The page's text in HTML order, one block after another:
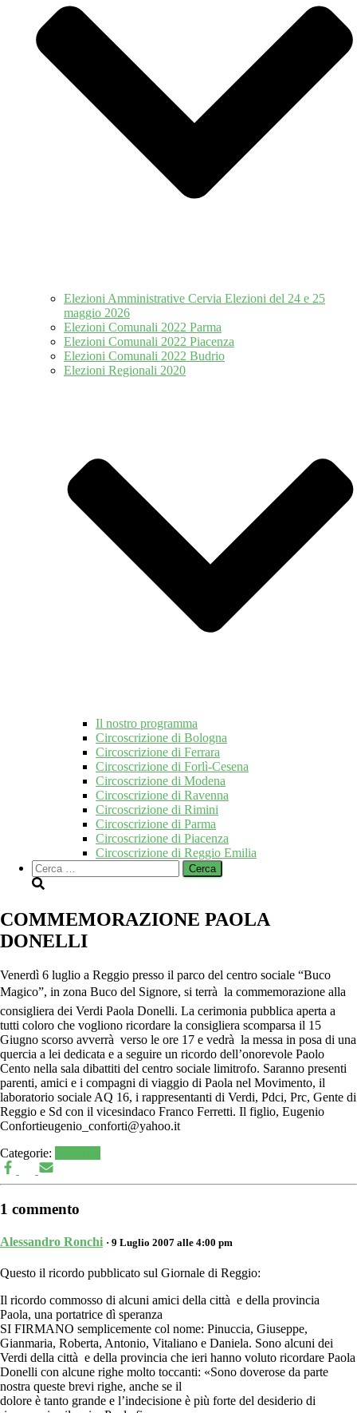
Elezioni Amministrative Cervia Elezioni del 24 e 25
maggio 2026
Elezioni Comunali 2022 Parma
Elezioni Comunali 2022 Piacenza
Elezioni Comunali 2022 Budrio
Elezioni Regionali 2020
Il nostro programma
Circoscrizione di Bologna
Circoscrizione di Ferrara
Circoscrizione di Forlì-Cesena
Circoscrizione di Modena
Circoscrizione di Ravenna
Circoscrizione di Rimini
Circoscrizione di Parma
Circoscrizione di Piacenza
Circoscrizione di Reggio Emilia
Ricerca
per:
COMMEMORAZIONE PAOLA
DONELLI
Venerdì 6 luglio a Reggio presso il parco del centro sociale “Buco
Magico”, in zona Buco del Signore, si terrà la commemorazione alla
consigliera dei Verdi Paola Donelli. La cerimonia pubblica aperta a
tutti coloro che vogliono ricordare la consigliera scomparsa il 15
Giugno scorso avverrà verso le ore 17 e vedrà la messa in posa di una
quercia a lei dedicata e a seguire un ricordo dell’onorevole Paolo
Cento nella sala dibattiti del centro sociale limitrofo. Saranno presenti
parenti, amici e i compagni di viaggio di Paola nel Movimento, il
laboratorio sociale AQ 16, i rappresentanti di Verdi, Pdci, Prc, Gente di
Reggio e Sd con il vicesindaco Franco Ferretti. Il figlio, Eugenio
Confortieugenio_conforti@yahoo.it
Categorie:
1 commento
Alessandro Ronchi · 9 Luglio 2007 alle 4:00 pm
Questo il ricordo pubblicato sul Giornale di Reggio:
Il ricordo commosso di alcuni amici della città e della provincia
Paola, una portatrice dì speranza
SI FIRMANO semplicemente col nome: Pinuccia, Giuseppe,
Gianmaria, Roberta, Antonio, Vitaliano e Daniela. Sono alcuni dei
Verdi della città e della provincia che ieri hanno voluto ricordare Paola
Donelli con alcune righe molto toccanti: «Sono doverose da parte
nostra queste brevi righe, anche se il
dolore è tanto grande e l’indecisione è più forte del desiderio di